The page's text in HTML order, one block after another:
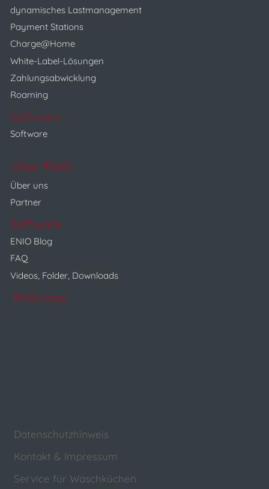
dynamisches Lastmanagement
Payment Stations
Charge@Home
White-Label-Lösungen
Zahlungsabwicklung
Roaming
Software
Software
Über ENIO
Über uns
Partner
Software
ENIO Blog
FAQ
Videos, Folder, Downloads
ENIO App
Datenschutzhinweis
Kontakt & Impressum
Service für Waschküchen